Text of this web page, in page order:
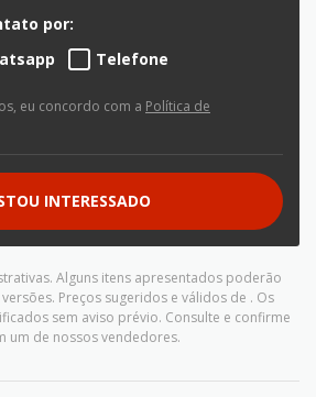
por:
Telefone
eu concordo com a Política de
INTERESSADO
Alguns itens apresentados poderão
Preços sugeridos e válidos de . Os
sem aviso prévio. Consulte e confirme
um de nossos vendedores.